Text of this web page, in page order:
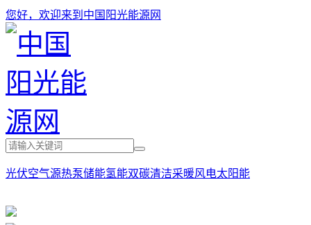
您好，欢迎来到中国阳光能源网
光伏空气源热泵储能氢能双碳清洁采暖风电太阳能